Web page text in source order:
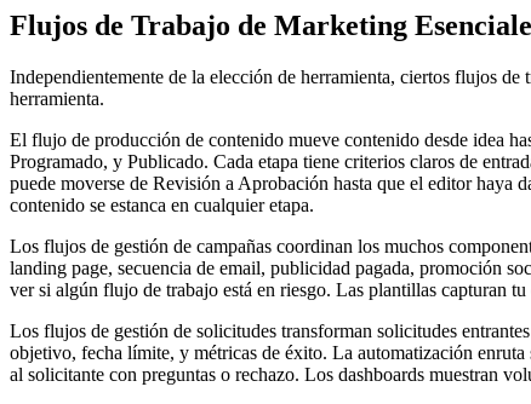
Flujos de Trabajo de Marketing
Independientemente de la elección de herramienta, ciertos flujos
herramienta.
El flujo de producción de contenido mueve contenido desde idea
Programado, y Publicado. Cada etapa tiene criterios claros de
puede moverse de Revisión a Aprobación hasta que el editor haya
contenido se estanca en cualquier etapa.
Los flujos de gestión de campañas coordinan los muchos
landing page, secuencia de email, publicidad pagada, promoción
ver si algún flujo de trabajo está en riesgo. Las plantillas capturan
Los flujos de gestión de solicitudes transforman solicitudes
objetivo, fecha límite, y métricas de éxito. La automatización
al solicitante con preguntas o rechazo. Los dashboards muestran